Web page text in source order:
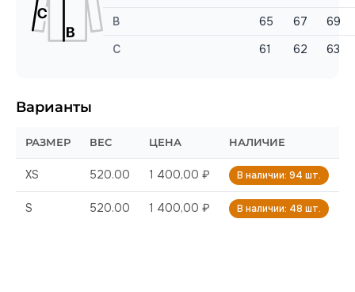
B
65 67
69
C
61 62 63
Варианты
РАЗМЕР ВЕС ЦЕНА НАЛИЧИЕ
XS 520.00 1 400,00 ₽ В наличии: 94 шт.
S 520.00 1 400,00 ₽ В наличии: 48 шт.